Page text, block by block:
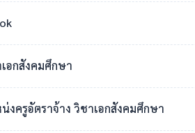
อกสังคมศึกษา
งครูอัตราจ้าง วิชาเอกสังคมศึกษา